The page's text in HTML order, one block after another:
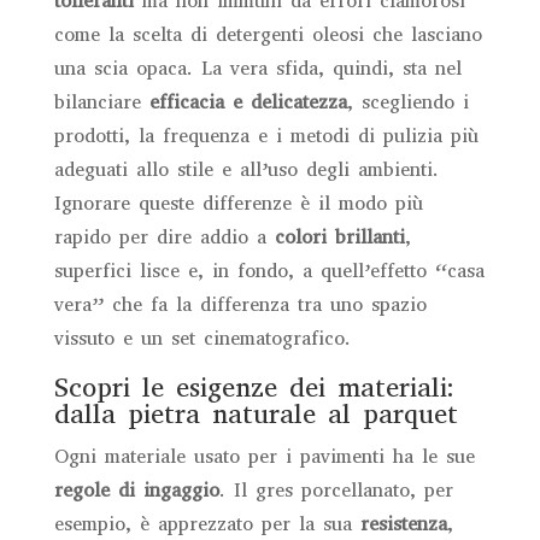
come la scelta di detergenti oleosi che lasciano
una scia opaca. La vera sfida, quindi, sta nel
bilanciare efficacia e delicatezza, scegliendo i
prodotti, la frequenza e i metodi di pulizia più
adeguati allo stile e all’uso degli ambienti.
Ignorare queste differenze è il modo più
rapido per dire addio a colori brillanti,
superfici lisce e, in fondo, a quell’effetto “casa
vera” che fa la differenza tra uno spazio
vissuto e un set cinematografico.
Scopri le esigenze dei materiali:
dalla pietra naturale al parquet
Ogni materiale usato per i pavimenti ha le sue
regole di ingaggio. Il gres porcellanato, per
esempio, è apprezzato per la sua resistenza,